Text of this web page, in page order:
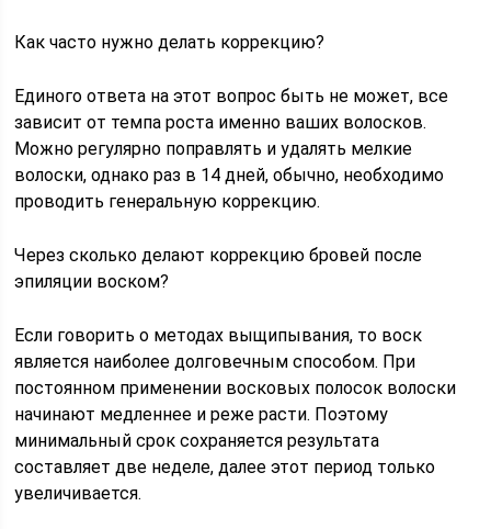
Как часто нужно делать коррекцию?
Единого ответа на этот вопрос быть не может, все
зависит от темпа роста именно ваших волосков.
Можно регулярно поправлять и удалять мелкие
волоски, однако раз в 14 дней, обычно, необходимо
проводить генеральную коррекцию.
Через сколько делают коррекцию бровей после
эпиляции воском?
Если говорить о методах выщипывания, то воск
является наиболее долговечным способом. При
постоянном применении восковых полосок волоски
начинают медленнее и реже расти. Поэтому
минимальный срок сохраняется результата
составляет две неделе, далее этот период только
увеличивается.